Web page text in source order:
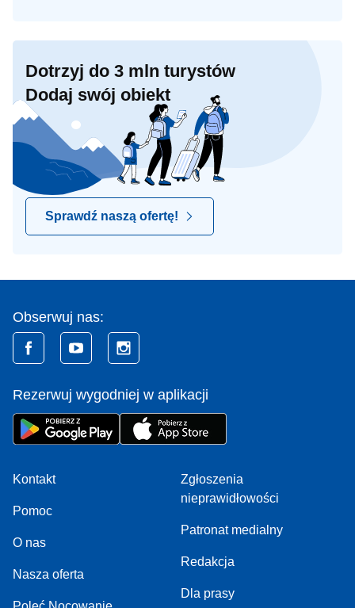
Dotrzyj do 3 mln turystów
Dodaj swój obiekt
Sprawdź naszą ofertę!
Obserwuj nas:
Rezerwuj wygodniej w aplikacji
Kontakt
Pomoc
O nas
Nasza oferta
Zgłoszenia
nieprawidłowości
Patronat medialny
Redakcja
Dla prasy